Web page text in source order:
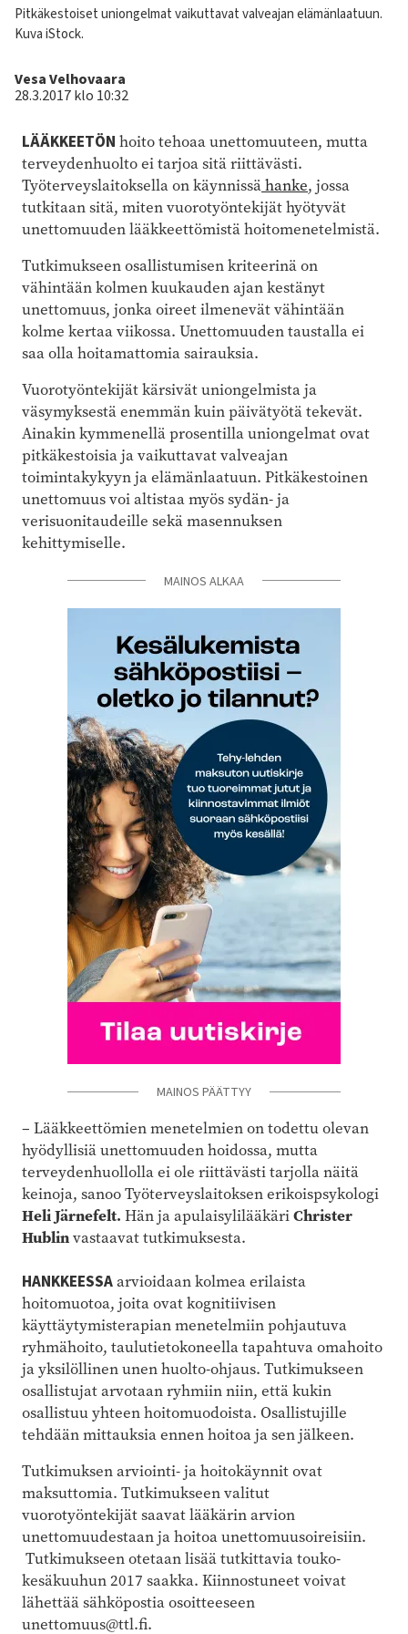
Kuvateksti
Pitkäkestoiset uniongelmat vaikuttavat valveajan elämänlaatuun.
Kuva iStock.
Kirjoittaja
Vesa Velhovaara
28.3.2017 klo 10:32
LÄÄKKEETÖN hoito tehoaa unettomuuteen, mutta
terveydenhuolto ei tarjoa sitä riittävästi.
Työterveyslaitoksella on käynnissähanke, jossa
tutkitaan sitä, miten vuorotyöntekijät hyötyvät
unettomuuden lääkkeettömistä hoitomenetelmistä.
Tutkimukseen osallistumisen kriteerinä on
vähintään kolmen kuukauden ajan kestänyt
unettomuus, jonka oireet ilmenevät vähintään
kolme kertaa viikossa. Unettomuuden taustalla ei
saa olla hoitamattomia sairauksia.
Vuorotyöntekijät kärsivät uniongelmista ja
väsymyksestä enemmän kuin päivätyötä tekevät.
Ainakin kymmenellä prosentilla uniongelmat ovat
pitkäkestoisia ja vaikuttavat valveajan
toimintakykyyn ja elämänlaatuun. Pitkäkestoinen
unettomuus voi altistaa myös sydän- ja
verisuonitaudeille sekä masennuksen
kehittymiselle.
MAINOS ALKAA
MAINOS PÄÄTTYY
– Lääkkeettömien menetelmien on todettu olevan
hyödyllisiä unettomuuden hoidossa, mutta
terveydenhuollolla ei ole riittävästi tarjolla näitä
keinoja, sanoo Työterveyslaitoksen erikoispsykologi
Heli Järnefelt. Hän ja apulaisylilääkäriChrister
Hublinvastaavat tutkimuksesta.
HANKKEESSAarvioidaan kolmea erilaista
hoitomuotoa, joita ovat kognitiivisen
käyttäytymisterapian menetelmiin pohjautuva
ryhmähoito, taulutietokoneella tapahtuva omahoito
ja yksilöllinen unen huolto-ohjaus. Tutkimukseen
osallistujat arvotaan ryhmiin niin, että kukin
osallistuu yhteen hoitomuodoista. Osallistujille
tehdään mittauksia ennen hoitoa ja sen jälkeen.
Tutkimuksen arviointi- ja hoitokäynnit ovat
maksuttomia. Tutkimukseen valitut
vuorotyöntekijät saavat lääkärin arvion
unettomuudestaan ja hoitoa unettomuusoireisiin.
Tutkimukseen otetaan lisää tutkittavia touko-
kesäkuuhun 2017 saakka. Kiinnostuneet voivat
lähettää sähköpostia osoitteeseen
unettomuus@ttl.fi.